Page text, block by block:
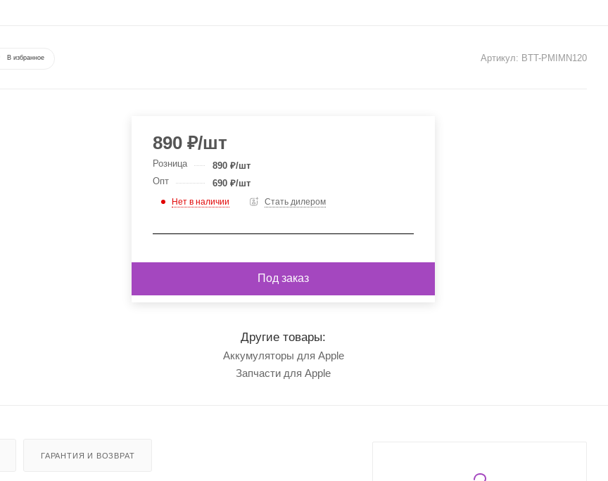
В избранное Артикул: BTT-PMIMN120
890₽/шт
Розница 890₽/шт
Опт
690₽/шт
Нет в наличии Стать дилером
Под заказ
Другие товары:
Аккумуляторы для Apple
Запчасти для Apple
ГАРАНТИЯ И ВОЗВРАТ